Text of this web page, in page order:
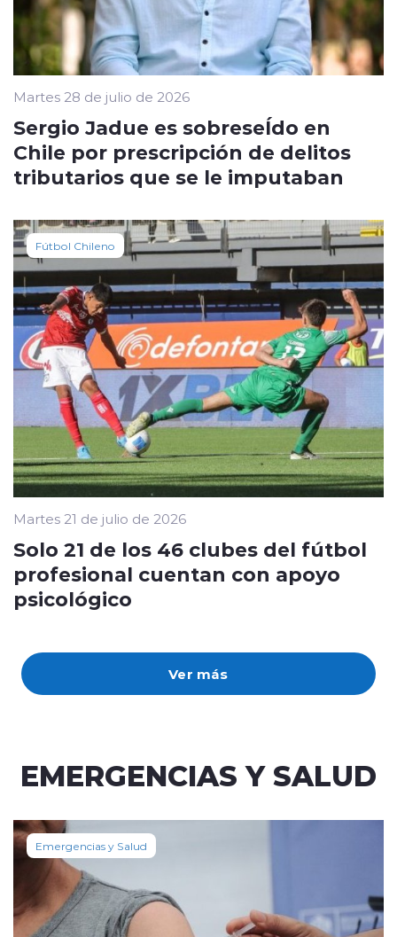
Ver más
Martes 28 de julio de 2026
Sergio Jadue es sobreseÍdo en
Chile por prescripción de delitos
tributarios que se le imputaban
Fútbol Chileno
Martes 21 de julio de 2026
Solo 21 de los 46 clubes del fútbol
profesional cuentan con apoyo
psicológico
EMERGENCIAS Y SALUD
Emergencias y Salud